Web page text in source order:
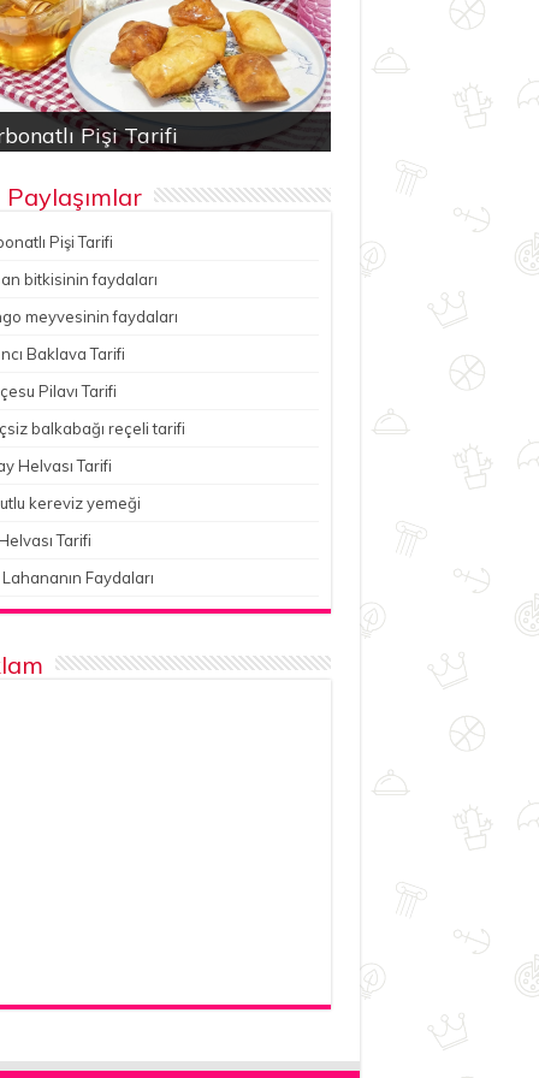
Pişi Tarifi
bitkisinin faydaları
Baklava Tarifi
Pilavı Tarifi
kereviz yemeği
Paylaşımlar
Pişi Tarifi
bitkisinin faydaları
meyvesinin faydaları
Baklava Tarifi
Pilavı Tarifi
balkabağı reçeli tarifi
Helvası Tarifi
kereviz yemeği
Tarifi
Faydaları